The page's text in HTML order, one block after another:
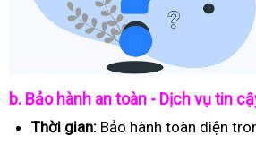
b. Bảo hành an toàn - Dịch vụ tin
Thời gian: Bảo hành toàn diện